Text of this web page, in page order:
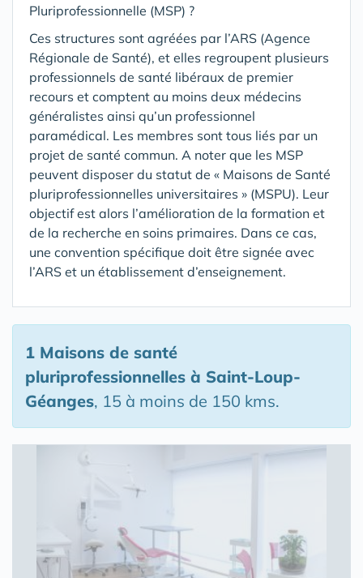
Pluriprofessionnelle (MSP) ?
Ces structures sont agréées par l’ARS (Agence
Régionale de Santé), et elles regroupent plusieurs
professionnels de santé libéraux de premier
recours et comptent au moins deux médecins
généralistes ainsi qu’un professionnel
paramédical. Les membres sont tous liés par un
projet de santé commun. A noter que les MSP
peuvent disposer du statut de « Maisons de Santé
pluriprofessionnelles universitaires » (MSPU). Leur
objectif est alors l’amélioration de la formation et
de la recherche en soins primaires. Dans ce cas,
une convention spécifique doit être signée avec
l’ARS et un établissement d’enseignement.
1 Maisons de santé
pluriprofessionnelles à Saint-Loup-
Géanges, 15 à moins de 150 kms.